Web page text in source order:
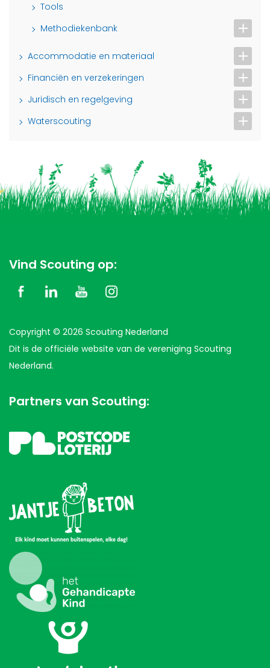
Tools
Methodiekenbank
Accommodatie en materiaal
Financiën en verzekeringen
Juridisch en regelgeving
Waterscouting
Vind Scouting op:
Copyright © 2026 Scouting Nederland
Dit is de officiële website van de vereniging Scouting
Nederland.
Partners van Scouting: